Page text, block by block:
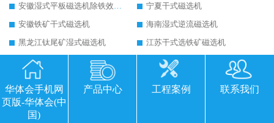
宁夏干式磁选机
安徽铁矿干式磁选机
海南湿式逆流磁选机
黑龙江钛尾矿湿式磁选机
江苏干式选铁矿磁选机
兴安盟干式磁选机技术规范
新疆平板磁选机皮带
甘肃永磁筒式磁选机备件
云南未来有前景的铁矿磁选机
河北一站式的铁矿磁选机
宁夏平板磁选机适用场合
四川锰矿平板磁选
华体会手机网
页版-华体会(中
国)
产品中心 工程案例 联系我们